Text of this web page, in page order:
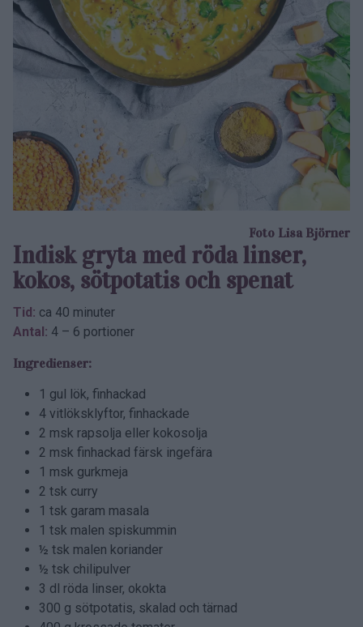
Foto Lisa Björner
Indisk gryta med röda linser,
kokos, sötpotatis och spenat
Tid: ca 40 minuter
Antal: 4 – 6 portioner
Ingredienser:
1 gul lök, finhackad
4 vitlöksklyftor, finhackade
2 msk rapsolja eller kokosolja
2 msk finhackad färsk ingefära
1 msk gurkmeja
2 tsk curry
1 tsk garam masala
1 tsk malen spiskummin
½ tsk malen koriander
½ tsk chilipulver
3 dl röda linser, okokta
300 g sötpotatis, skalad och tärnad